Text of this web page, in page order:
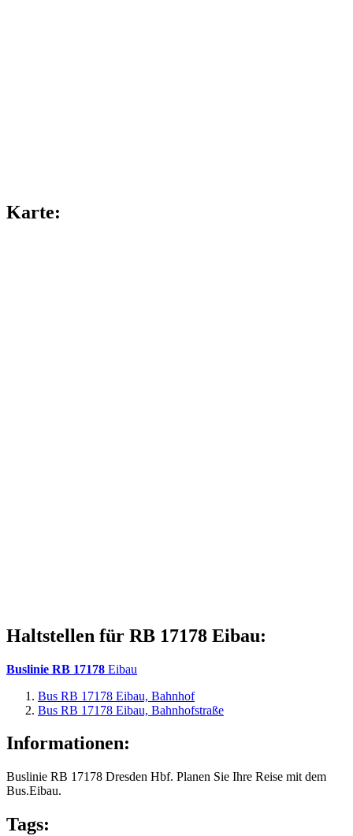
Karte:
Haltstellen für RB 17178 Eibau:
Buslinie RB 17178 Eibau
Bus RB 17178 Eibau, Bahnhof
Bus RB 17178 Eibau, Bahnhofstraße
Informationen:
Buslinie RB 17178 Dresden Hbf. Planen Sie Ihre Reise mit dem
Bus.Eibau.
Tags: